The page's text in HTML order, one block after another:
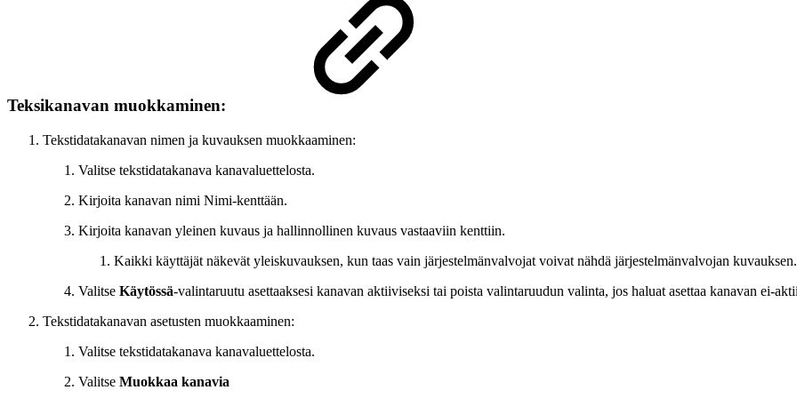
Teksikanavan muokkaminen:
Tekstidatakanavan nimen ja kuvauksen muokkaaminen:
Valitse tekstidatakanava kanavaluettelosta.
Kirjoita kanavan nimi Nimi-kenttään.
Kirjoita kanavan yleinen kuvaus ja hallinnollinen kuvaus vastaaviin kenttiin.
Kaikki käyttäjät näkevät yleiskuvauksen, kun taas vain järjestelmänvalvojat voivat nähdä järjestelmänvalvojan kuvauksen.
Valitse Käytössä-valintaruutu asettaaksesi kanavan aktiiviseksi tai poista valintaruudun valinta, jos haluat asettaa kanavan ei-
Tekstidatakanavan asetusten muokkaaminen:
Valitse tekstidatakanava kanavaluettelosta.
Valitse Muokkaa kanavia